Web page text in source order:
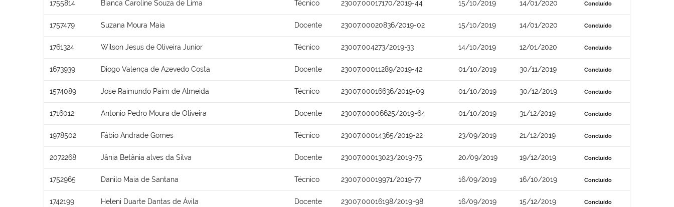
1755814 Bianca Caroline Souza de Lima Técnico 23007.00017170/2019-44 15/10/2019 14/01/2020 Concluído
1757479 Suzana Moura Maia Docente 23007.00020836/2019-02 15/10/2019 14/01/2020 Concluído
1761324 Wilson Jesus de Oliveira Junior Técnico 23007.004273/2019-33 14/10/2019 12/01/2020 Concluído
1673939 Diogo Valença de Azevedo Costa Docente 23007.00011289/2019-42 01/10/2019 30/11/2019 Concluído
1574089 Jose Raimundo Paim de Almeida Técnico 23007.00016636/2019-09 01/10/2019 30/12/2019 Concluído
1716012 Antonio Pedro Moura de Oliveira Docente 23007.00006625/2019-64 01/10/2019 31/12/2019 Concluído
1978502 Fábio Andrade Gomes Técnico 23007.00014365/2019-22 23/09/2019 21/12/2019 Concluído
2072268 Jânia Betânia alves da Silva Docente 23007.00013023/2019-75 20/09/2019 19/12/2019 Concluído
1752965 Danilo Maia de Santana Técnico 23007.00019971/2019-77 16/09/2019 16/10/2019 Concluído
1742199 Heleni Duarte Dantas de Ávila Docente 23007.00016198/2019-98 16/09/2019 15/12/2019 Concluído